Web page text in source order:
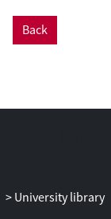
Back
University library